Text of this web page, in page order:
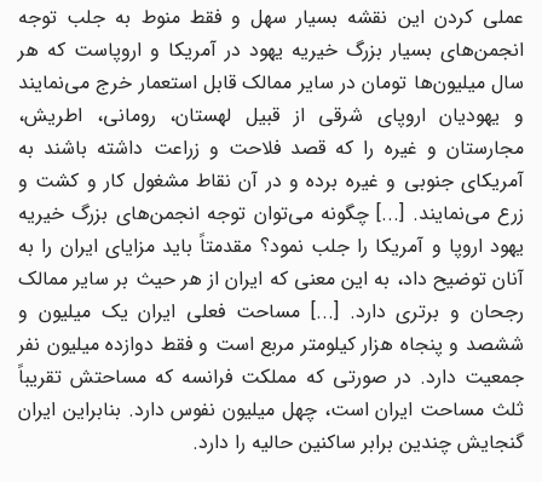
عملی کردن این نقشه بسیار سهل و فقط منوط به جلب توجه
انجمن‌های بسیار بزرگ خیریه یهود در آمریکا و اروپاست که هر
سال میلیون‌‌ها تومان در سایر ممالک قابل استعمار خرج می‌نمایند
و یهودیان اروپای شرقی از قبیل لهستان، رومانی، اطریش،
مجارستان و غیره را که قصد فلاحت و زراعت داشته باشند به
آمریکای جنوبی و غیره برده و در آن نقاط مشغول کار و کشت و
زرع می‌نمایند. [...] چگونه می‌توان توجه انجمن‌های بزرگ خیریه
یهود اروپا و آمریکا را جلب نمود؟ مقدمتاً باید مزایای ایران را به
آنان توضیح داد، به این معنی که ایران از هر حیث بر سایر ممالک
رجحان و برتری دارد. [...] مساحت فعلی ایران یک میلیون و
ششصد و پنجاه هزار کیلومتر مربع است و فقط دوازده میلیون نفر
جمعیت دارد. در صورتی که مملکت فرانسه که مساحتش تقریباً
ثلث مساحت ایران است، چهل میلیون نفوس دارد. بنابراین ایران
گنجایش چندین برابر ساکنین حالیه را دارد.